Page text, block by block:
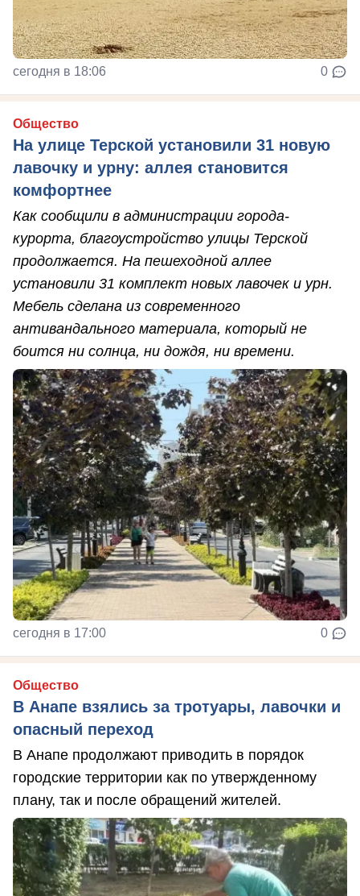
сегодня в 18:06 0
Общество
На улице Терской установили 31 новую
лавочку и урну: аллея становится
комфортнее
Как сообщили в администрации города-
курорта, благоустройство улицы Терской
продолжается. На пешеходной аллее
установили 31 комплект новых лавочек и урн.
Мебель сделана из современного
антивандального материала, который не
боится ни солнца, ни дождя, ни времени.
сегодня в 17:00 0
Общество
В Анапе взялись за тротуары, лавочки и
опасный переход
В Анапе продолжают приводить в порядок
городские территории как по утвержденному
плану, так и после обращений жителей.